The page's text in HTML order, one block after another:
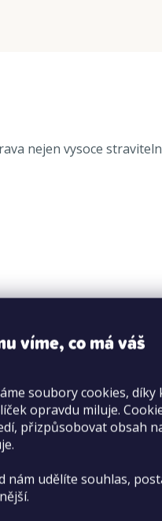
víme, co má váš
soubory cookies, díky
opravdu miluje.
přizpůsobovat obsah
nám udělíte souhlas,
nejen vysoce
rostlinné vedlejší
85 %, vápník 0,16